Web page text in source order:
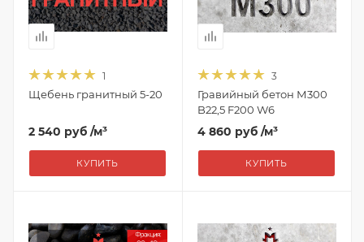
1
Щебень гранитный 5-20
2 540 руб /м³
КУПИТЬ
3
Гравийный бетон М300
B22,5 F200 W6
4 860 руб /м³
КУПИТЬ